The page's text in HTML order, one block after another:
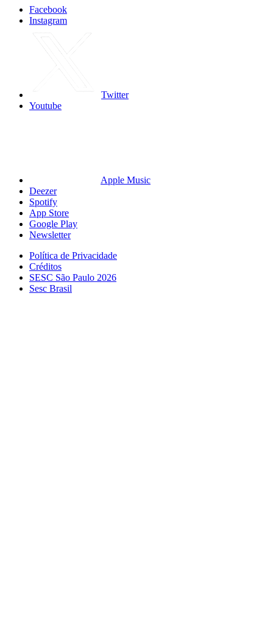
Facebook
Instagram
Twitter
Youtube
Apple Music
Deezer
Spotify
App Store
Google Play
Newsletter
Política de Privacidade
Créditos
SESC São Paulo 2026
Sesc Brasil